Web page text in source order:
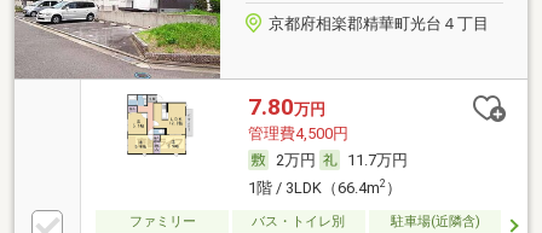
京都府相楽郡精華町光台４丁目
7.80万円
管理費4,500円
2万円
11.7万円
1階 / 3LDK（66.4m2）
ファミリー バス・トイレ別 駐車場(近隣含)